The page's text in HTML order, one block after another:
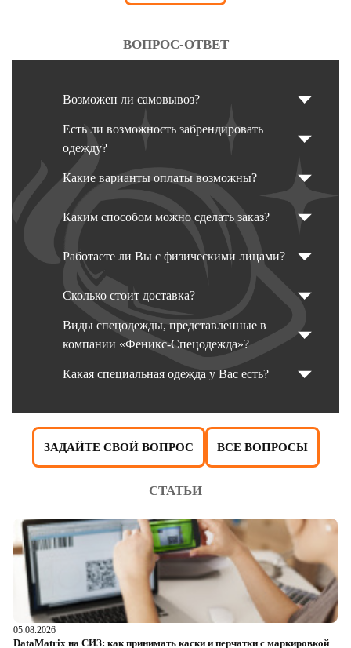
ВОПРОС-ОТВЕТ
Возможен ли самовывоз?
Есть ли возможность забрендировать
одежду?
Какие варианты оплаты возможны?
Каким способом можно сделать заказ?
Работаете ли Вы с физическими лицами?
Сколько стоит доставка?
Виды спецодежды, представленные в
компании «Феникс-Спецодежда»?
Какая специальная одежда у Вас есть?
ЗАДАЙТЕ СВОЙ ВОПРОС ВСЕ ВОПРОСЫ
СТАТЬИ
05.08.2026
DataMatrix на СИЗ: как принимать каски и перчатки с маркировкой